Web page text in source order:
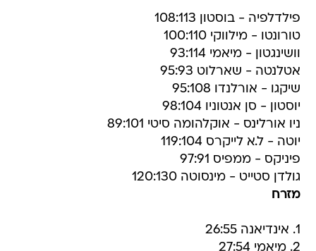
פילדלפיה - בוסטון 108:113
טורונטו - מילווקי 100:110
וושינגטון - מיאמי 93:114
אטלנטה - שארלוט 95:93
שיקגו - אורלנדו 95:108
יוסטון - סן אנטוניו 98:104
ניו אורלינס - אוקלהומה סיטי 89:101
יוטה - ל.א לייקרס 119:104
פיניקס - ממפיס 97:91
גולדן סטייט - מינסוטה 120:130
מזרח
1. אינדיאנה 26:55
2. מיאמי 27:54